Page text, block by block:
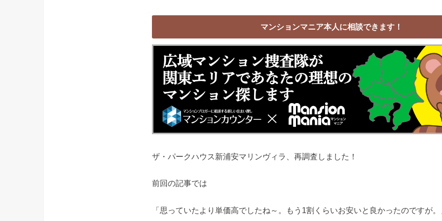
マンションマニア本人に相談できます！
ザ・パークハウス新浦安マリンヴィラ、再調査しました！
前回の記事では
「思っていたより単価高でしたね～。もう1割くらいお安いと良かったのですが